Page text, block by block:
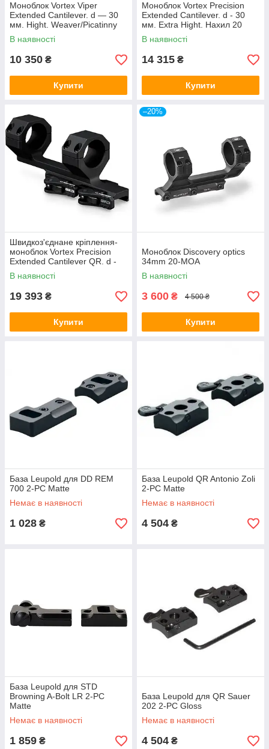
Моноблок Vortex Viper
Extended Cantilever. d — 30
мм. Hight. Weaver/Picatinny
В наявності
10 350 ₴
Купити
Моноблок Vortex Precision
Extended Cantilever. d - 30
мм. Extra Hight. Нахил 20
МОА. Picatinny
В наявності
14 315 ₴
Купити
Швидкоз'єднане кріплення-
моноблок Vortex Precision
Extended Cantilever QR. d -
30 мм. Extra Hight. Picatinny
В наявності
19 393 ₴
Купити
–20%
Моноблок Discovery optics
34mm 20-MOA
В наявності
3 600 ₴ 4 500 ₴
Купити
База Leupold для DD REM
700 2-PC Matte
Немає в наявності
1 028 ₴
База Leupold QR Antonio Zoli
2-PC Matte
Немає в наявності
4 504 ₴
База Leupold для STD
Browning A-Bolt LR 2-PC
Matte
Немає в наявності
1 859 ₴
База Leupold для QR Sauer
202 2-PC Gloss
Немає в наявності
4 504 ₴